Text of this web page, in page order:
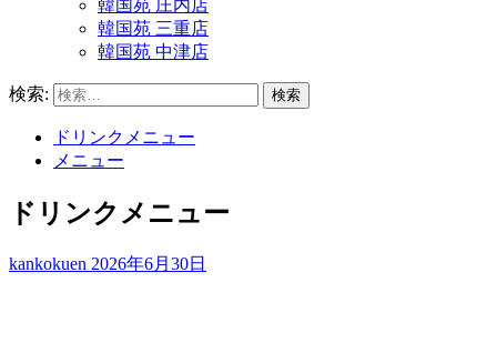
韓国苑 庄内店
韓国苑 三重店
韓国苑 中津店
検索:
ドリンクメニュー
メニュー
ドリンクメニュー
kankokuen 2026年6月30日